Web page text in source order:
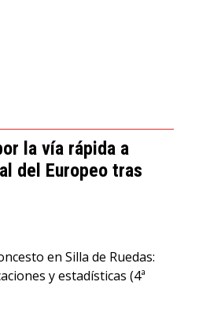
la vía rápida a
del Europeo tras